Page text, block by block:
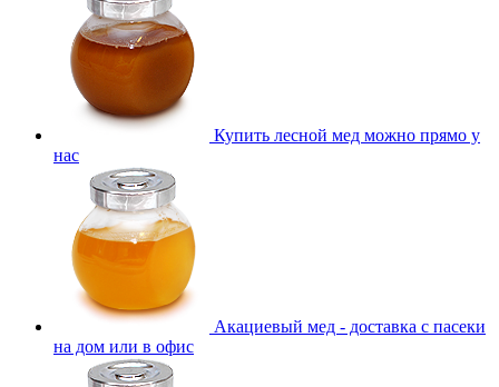
Купить лесной мед можно прямо у
нас
Акациевый мед - доставка с пасеки
на дом или в офис